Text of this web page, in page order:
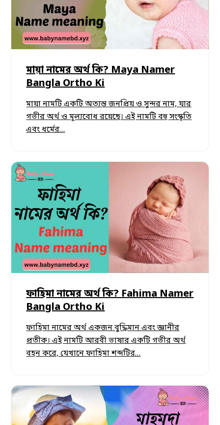
মায়া নামের অর্থ কি? Maya Namer
Bangla Ortho Ki
মায়া নামটি একটি অত্যন্ত জনপ্রিয় ও সুন্দর নাম, যার
গভীর অর্থ ও মূল্যবোধ রয়েছে। এই নামটি বহু সংস্কৃতি
এবং ধর্মের…
ফাহিমা নামের অর্থ কি? Fahima Namer
Bangla Ortho Ki
ফাহিমা নামের অর্থ একজন বুদ্ধিমান এবং জ্ঞানীর
প্রতীক। এই নামটি আরবী ভাষার একটি গভীর অর্থ
বহন করে, যেখানে ফাহিমা শব্দটির…